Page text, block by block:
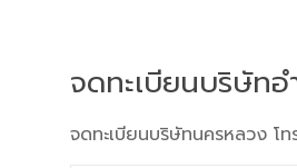
จดทะเบียนบริษัท
จดทะเบียนบริษัทนครหลวง โ